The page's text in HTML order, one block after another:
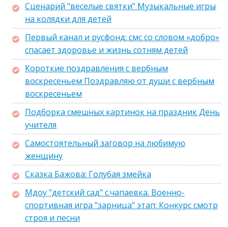
Сценарий "веселые святки" Музыкальные игры
на колядки для детей
Первый канал и русфонд: смс со словом «добро»
спасает здоровье и жизнь сотням детей
Короткие поздравления с вербным
воскресеньем Поздравляю от души с вербным
воскресеньем
Подборка смешных картинок на праздник День
учителя
Самостоятельный заговор на любимую
женщину
Сказка Бажова: Голубая змейка
Мдоу "детский сад" с.чапаевка. Военно-
спортивная игра "зарница" этап: Конкурс смотр
строя и песни